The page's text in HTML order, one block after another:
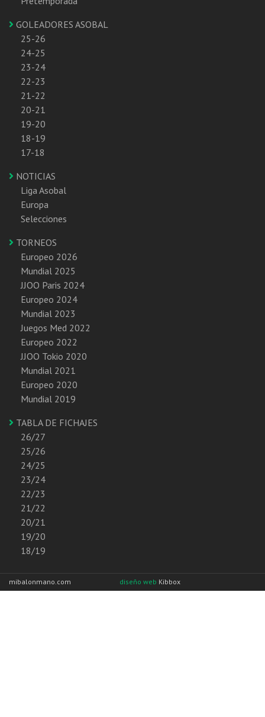
GOLEADORES ASOBAL
25-26
24-25
23-24
22-23
21-22
20-21
19-20
18-19
17-18
NOTICIAS
Liga Asobal
Europa
Selecciones
TORNEOS
Europeo 2026
Mundial 2025
JJOO Paris 2024
Europeo 2024
Mundial 2023
Juegos Med 2022
Europeo 2022
JJOO Tokio 2020
Mundial 2021
Europeo 2020
Mundial 2019
TABLA DE FICHAJES
26/27
25/26
24/25
23/24
22/23
21/22
20/21
19/20
18/19
mibalonmano.com diseño web Kibbox